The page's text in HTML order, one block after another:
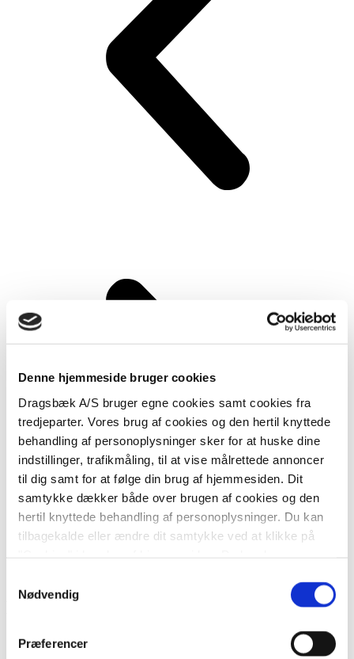
Denne hjemmeside bruger cookies
Dragsbæk A/S bruger egne cookies samt cookies fra
tredjeparter. Vores brug af cookies og den hertil knyttede
behandling af personoplysninger sker for at huske dine
indstillinger, trafikmåling, til at vise målrettede annoncer
til dig samt for at følge din brug af hjemmesiden. Dit
samtykke dækker både over brugen af cookies og den
hertil knyttede behandling af personoplysninger. Du kan
tilbagekalde eller ændre dit samtykke ved at klikke på
mere om vores behandling af personoplysninger
her
Nødvendig
Præferencer
Bakkedal Shop